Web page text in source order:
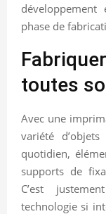
phase de
toutes
Avec une
variété
quotidien,
supports de
C’est
technologie si